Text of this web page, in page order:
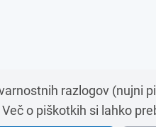
razlogov (nujni
o piškotkih si lahko